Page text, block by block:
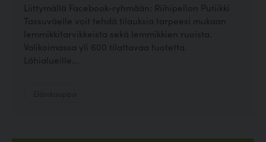
Liittymällä Facebook-ryhmään: Riihipellon Putiikki
Tassuväelle voit tehdä tilauksia tarpeesi mukaan
lemmikkitarvikkeista sekä lemmikkien ruoista.
Valikoimassa yli 600 tilattavaa tuotetta.
Lähialueille...